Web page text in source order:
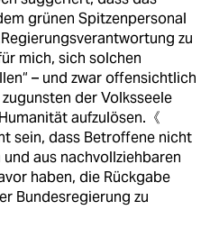
grünen Spitzenpersonal
zu
mich, sich solchen
– und zwar offensichtlich
der Volksseele
aufzulösen.《
sein, dass Betroffene nicht
aus nachvollziehbaren
haben, die Rückgabe
Bundesregierung zu